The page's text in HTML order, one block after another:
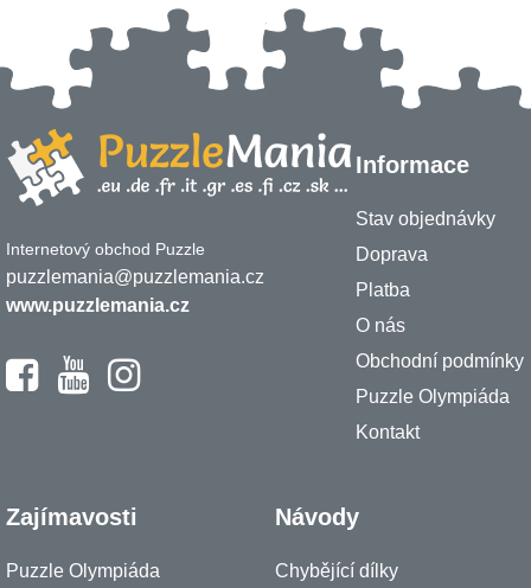
Internetový obchod Puzzle
puzzlemania@puzzlemania.cz
www.puzzlemania.cz
Informace
Stav objednávky
Doprava
Platba
O nás
Obchodní podmínky
Puzzle Olympiáda
Kontakt
Zajímavosti
Puzzle Olympiáda
Návody
Chybějící dílky